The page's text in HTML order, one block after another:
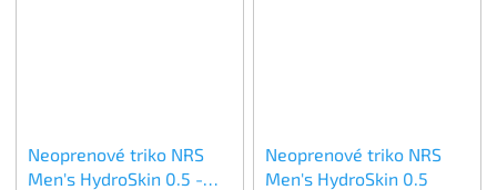
Neoprenové triko NRS
Men's HydroSkin 0.5 -
Neoprenové triko NRS
Men's HydroSkin 0.5